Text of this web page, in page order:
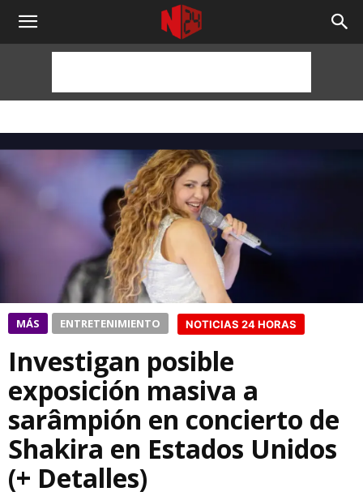
NOTICIAS
HORAS
MÁS ENTRETENIMIENTO NOTICIAS 24 HORAS
Investigan posible
exposición masiva a
sarâmpión en concierto de
Shakira en Estados Unidos
(+ Detalles)